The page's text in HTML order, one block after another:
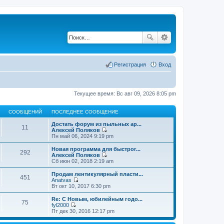
Вход
Регистрация
Текущее время: Вс авг 09, 2026 8:05 pm
СООБЩЕНИЙ ПОСЛЕДНЕЕ СООБЩЕНИЕ
11
Достать форум из пыльных ар...
Алексей Поляков
П
е
р
е
й
т
к
о
л
д
н
Пн май 06, 2024 9:19 pm
292
Новая программа для быстрог...
Алексей Поляков
П
е
р
е
й
т
и
к
о
с
Сб июн 02, 2018 2:19 am
451
Продам лентикулярный пласти...
Anatvas
П
е
р
е
й
т
и
Вт окт 10, 2017 6:30 pm
75
Re: С Новым, юбилейным годо...
fyl2000
П
е
р
Пт дек 30, 2016 12:17 pm